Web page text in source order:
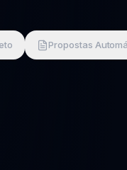
Propostas